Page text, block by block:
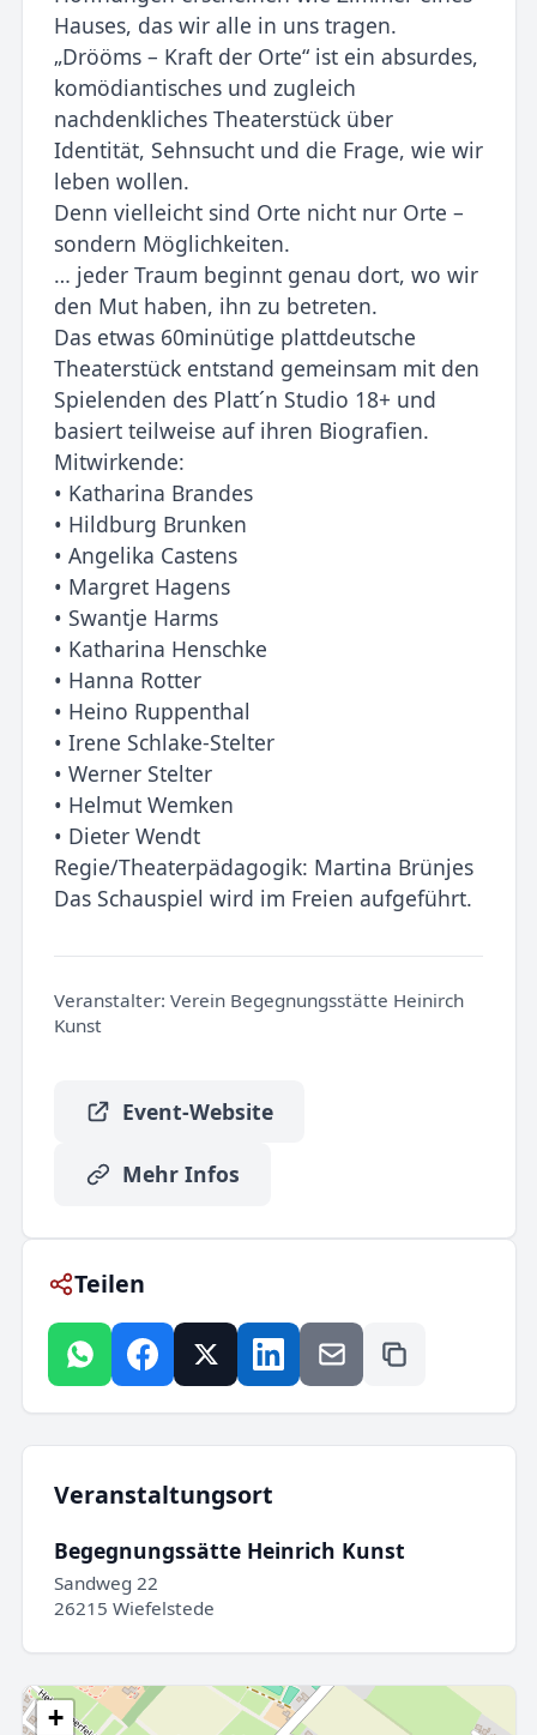
Hauses, das wir alle in uns tragen.
„Drööms – Kraft der Orte“ ist ein absurdes,
komödiantisches und zugleich
nachdenkliches Theaterstück über
Identität, Sehnsucht und die Frage, wie wir
leben wollen.
Denn vielleicht sind Orte nicht nur Orte –
sondern Möglichkeiten.
… jeder Traum beginnt genau dort, wo wir
den Mut haben, ihn zu betreten.
Das etwas 60minütige plattdeutsche
Theaterstück entstand gemeinsam mit den
Spielenden des Platt´n Studio 18+ und
basiert teilweise auf ihren Biografien.
Mitwirkende:
• Katharina Brandes
• Hildburg Brunken
• Angelika Castens
• Margret Hagens
• Swantje Harms
• Katharina Henschke
• Hanna Rotter
• Heino Ruppenthal
• Irene Schlake-Stelter
• Werner Stelter
• Helmut Wemken
• Dieter Wendt
Regie/Theaterpädagogik: Martina Brünjes
Das Schauspiel wird im Freien aufgeführt.
Veranstalter: Verein Begegnungsstätte Heinirch
Kunst
Event-Website
Mehr Infos
Teilen
Veranstaltungsort
Begegnungssätte Heinrich Kunst
Sandweg 22
26215 Wiefelstede
+